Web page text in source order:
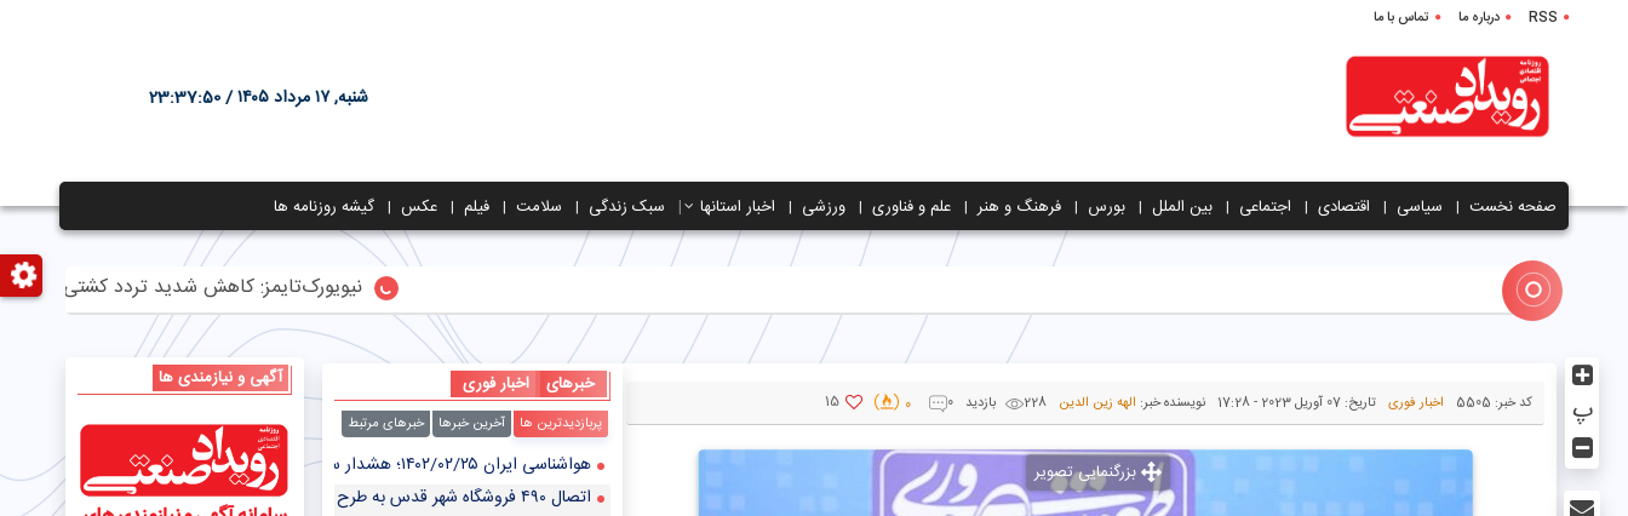
RSS درباره ما تماس با ما
شنبه, ۱۷ مرداد ۱۴۰۵ / 23:37:51
صفحه نخست سیاسی اقتصادی اجتماعی بین الملل بورس فرهنگ و هنر علم و فناوری ورزشی اخبار استانها سبک زندگی سلامت فیلم عکس گیشه روزنامه ها
نیویورک‌تایمز: کاهش شدید تردد کشتی‌ها در تنگه
کد خبر: 5505 اخبار فوری تاریخ: 07 آوریل 2023 - 17:28 نویسنده خبر: الهه زین الدین 228 بازدید 0
0
15
بزرگنمایی تصویر
پ
خبرهای اخبار فوری
پربازدیدترین ها آخرین خبرها خبرهای مرتبط
هواشناسی ایران ۱۴۰۲/۰۲/۲۵؛ هشدار سازمان هواشناسی برای ۷ استان/ سامانه بارشی جدید در راه است
اتصال ۴۹۰ فروشگاه شهر قدس به طرح فجرانه/۴۷۱ فروشگاه در آستانه پیوستن به طرح
آگهی و نیازمندی ها